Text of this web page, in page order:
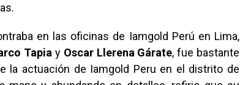
en las oficinas de Iamgold Perú en Lima,
Tapia y Oscar Llerena Gárate, fue bastante
la actuación de Iamgold Peru en el distrito de